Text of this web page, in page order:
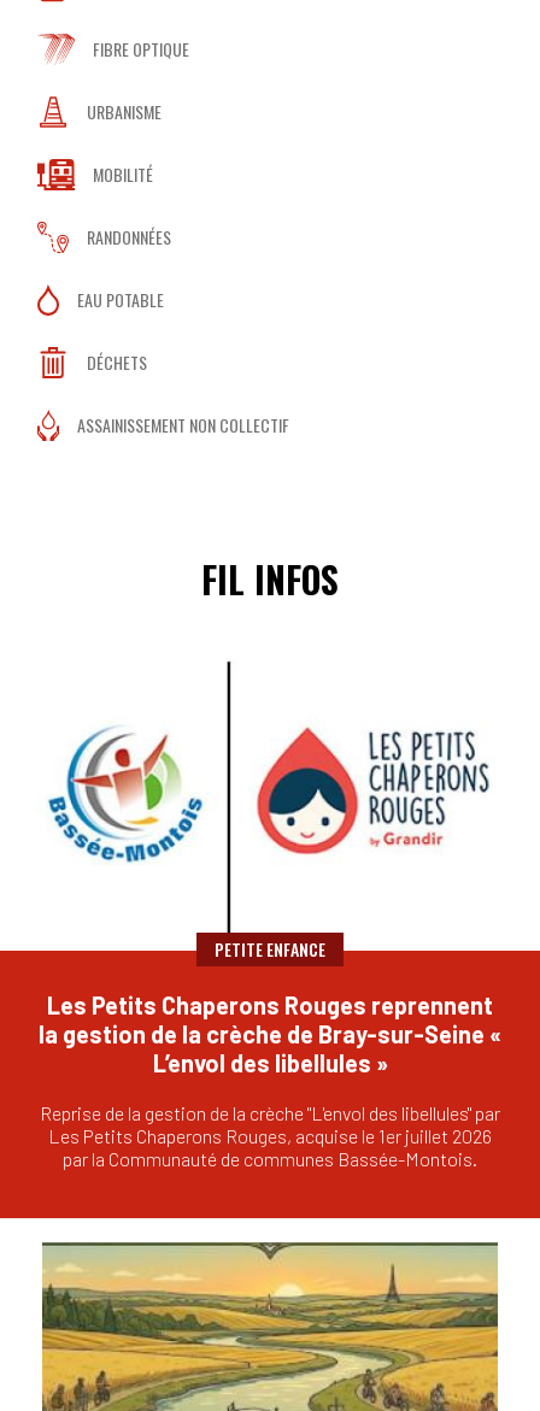
FIBRE OPTIQUE
URBANISME
MOBILITÉ
RANDONNÉES
EAU POTABLE
DÉCHETS
ASSAINISSEMENT NON COLLECTIF
FIL INFOS
PETITE ENFANCE
Les Petits Chaperons Rouges reprennent
la gestion de la crèche de Bray-sur-Seine «
L’envol des libellules »
Reprise de la gestion de la crèche "L'envol des libellules" par
Les Petits Chaperons Rouges, acquise le 1er juillet 2026
par la Communauté de communes Bassée-Montois.